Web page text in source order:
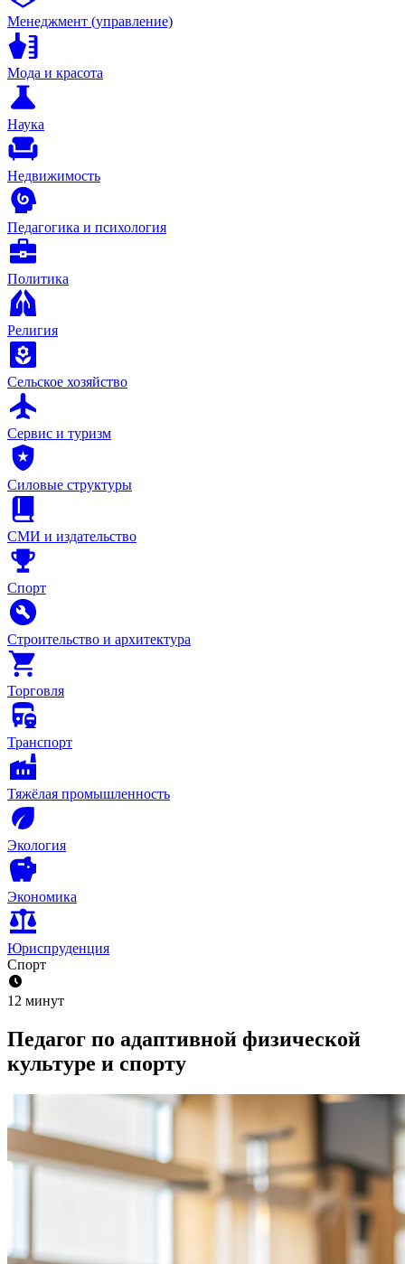
Менеджмент (управление)
Мода и красота
Наука
Недвижимость
Педагогика и психология
Политика
Религия
Сельское хозяйство
Сервис и туризм
Силовые структуры
СМИ и издательство
Спорт
Строительство и архитектура
Торговля
Транспорт
Тяжёлая промышленность
Экология
Экономика
Юриспруденция
Спорт
12 минут
Педагог по адаптивной физической
культуре и спорту